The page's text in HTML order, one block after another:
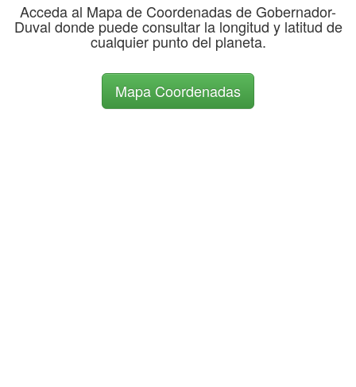
Acceda al Mapa de Coordenadas de Gobernador-
Duval donde puede consultar la longitud y latitud de
cualquier punto del planeta.
Mapa Coordenadas